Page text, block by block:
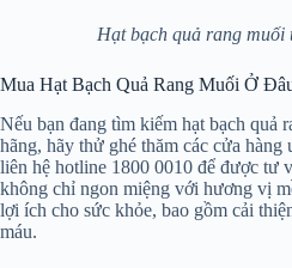
Hạt bạch quả rang muối
Mua Hạt Bạch Quả Rang Muối Ở
Nếu bạn đang tìm kiếm hạt bạch
hãng, hãy thử ghé thăm các cửa
liên hệ hotline 1800 0010 để được tư
không chỉ ngon miệng với hương vị
lợi ích cho sức khỏe, bao gồm cải
máu.